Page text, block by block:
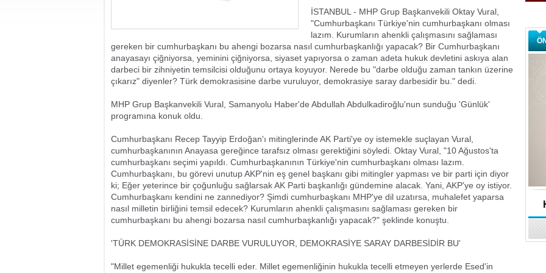
İSTANBUL - MHP Grup Başkanvekili Oktay Vural,
"Cumhurbaşkanı Türkiye'nin cumhurbaşkanı olması
lazım. Kurumların ahenkli çalışmasını sağlaması
gereken bir cumhurbaşkanı bu ahengi bozarsa nasıl cumhurbaşkanlığı yapacak? Bir Cumhurbaşkanı
anayasayı çiğniyorsa, yeminini çiğniyorsa, siyaset yapıyorsa o zaman adeta hukuk devletini askıya alan
darbeci bir zihniyetin temsilcisi olduğunu ortaya koyuyor. Nerede bu "darbe olduğu zaman tankın üzerine
çıkarız" diyenler? Türk demokrasisine darbe vuruluyor, demokrasiye saray darbesidir bu." dedi.
MHP Grup Başkanvekili Vural, Samanyolu Haber'de Abdullah Abdulkadiroğlu'nun sunduğu 'Günlük'
programına konuk oldu.
Cumhurbaşkanı Recep Tayyip Erdoğan'ı mitinglerinde AK Parti'ye oy istemekle suçlayan Vural,
cumhurbaşkanının Anayasa gereğince tarafsız olması gerektiğini söyledi. Oktay Vural, "10 Ağustos'ta
cumhurbaşkanı seçimi yapıldı. Cumhurbaşkanının Türkiye'nin cumhurbaşkanı olması lazım.
Cumhurbaşkanı, bu görevi unutup AKP'nin eş genel başkanı gibi mitingler yapması ve bir parti için diyor
ki; Eğer yeterince bir çoğunluğu sağlarsak AK Parti başkanlığı gündemine alacak. Yani, AKP'ye oy istiyor.
Cumhurbaşkanı kendini ne zannediyor? Şimdi cumhurbaşkanı MHP'ye dil uzatırsa, muhalefet yaparsa
nasıl milletin birliğini temsil edecek? Kurumların ahenkli çalışmasını sağlaması gereken bir
cumhurbaşkanı bu ahengi bozarsa nasıl cumhurbaşkanlığı yapacak?" şeklinde konuştu.
'TÜRK DEMOKRASİSİNE DARBE VURULUYOR, DEMOKRASİYE SARAY DARBESİDİR BU'
"Millet egemenliği hukukla tecelli eder. Millet egemenliğinin hukukla tecelli etmeyen yerlerde Esed'in